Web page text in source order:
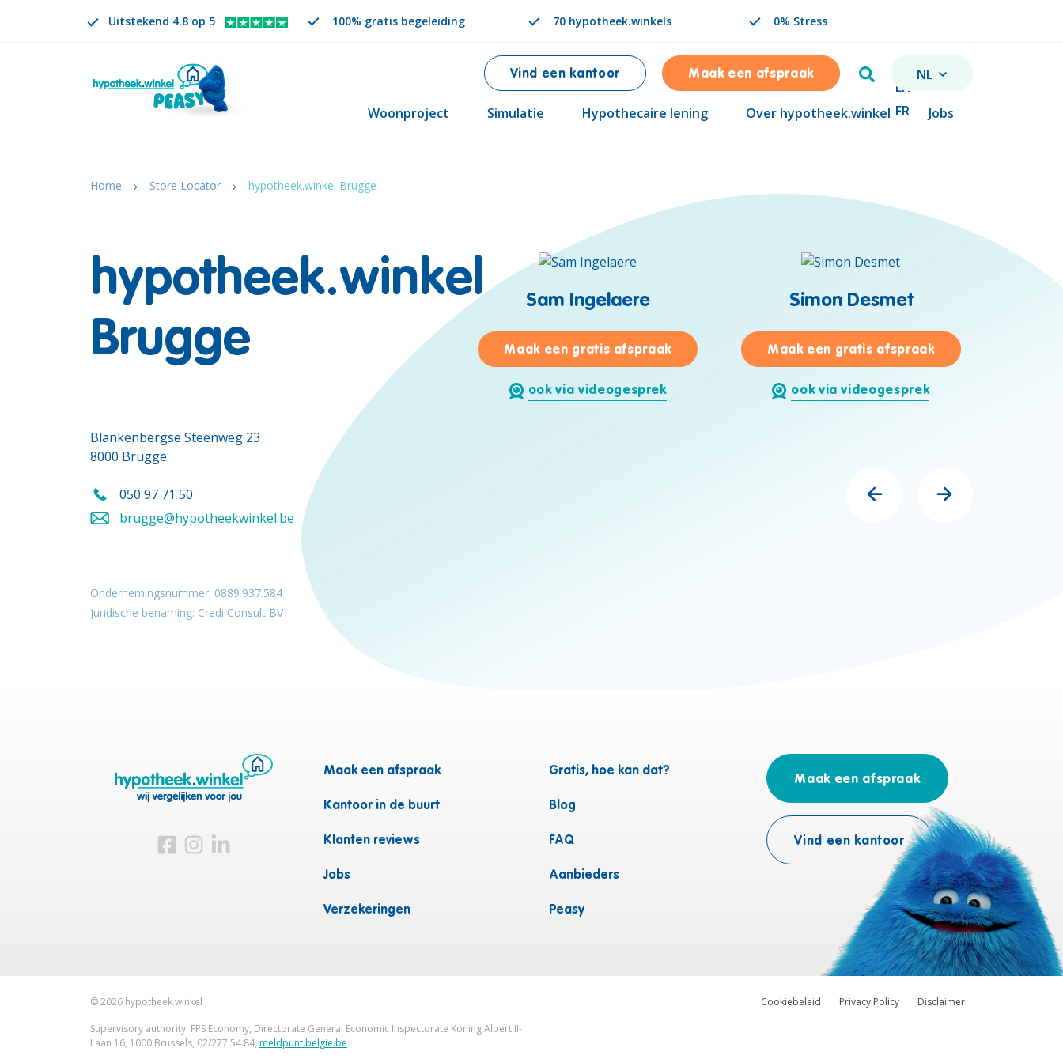
Uitstekend 4.8 op 5 100% gratis begeleiding 70 hypotheek.winkels 0% Stress
Vind een kantoor Maak een afspraak Zoeken
VERANDER TAAL.
NL
EN
FR
Woonproject Simulatie Hypothecaire lening Over hypotheek.winkel Jobs
VERANDER TAAL. GESELECTEERDE TAAL IS
Home Store Locator hypotheek.winkel Brugge
hypotheek.winkel
Brugge
Blankenbergse Steenweg 23
8000 Brugge
Bel ons op
050 97 71 50
Stuur een mail naar
brugge@hypotheekwinkel.be
Ondernemingsnummer: 0889.937.584
Juridische benaming: Credi Consult BV
Sam Ingelaere
Maak een gratis afspraakvoor Sam Ingelaere
ook via videogesprek
Simon Desmet
Maak een gratis afspraakvoor Simon Desmet
ook via videogesprek
Bezoek ons op Facebook
Bezoek ons op Instagram
Bezoek ons op Linkedin
Maak een afspraak
Kantoor in de buurt
Klanten reviews
Jobs
Verzekeringen
Gratis, hoe kan dat?
Blog
FAQ
Aanbieders
Peasy
Maak een afspraak
Vind een kantoor
©2026 hypotheek.winkel
Supervisory authority: FPS Economy, Directorate General Economic Inspectorate Koning Albert II-
Laan 16, 1000 Brussels, 02/277.54.84, meldpunt.belgie.be
Cookiebeleid Privacy Policy Disclaimer